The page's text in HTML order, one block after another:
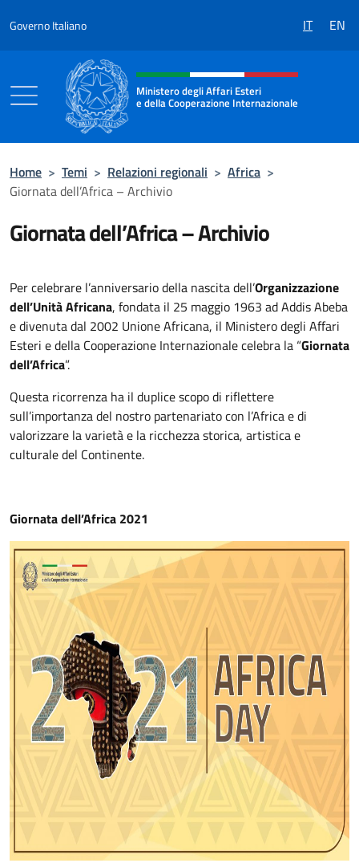
Governo Italiano IT EN
Intestazione sito, social e menù
Ministero degli Affari Esteri
e della Cooperazione Internazionale
Home > Temi > Relazioni regionali > Africa >
Giornata dell’Africa – Archivio
Giornata dell’Africa – Archivio
Per celebrare l’anniversario della nascita dell’Organizzazione
dell’Unità Africana, fondata il 25 maggio 1963 ad Addis Abeba
e divenuta dal 2002 Unione Africana, il Ministero degli Affari
Esteri e della Cooperazione Internazionale celebra la “Giornata
dell’Africa”.
Questa ricorrenza ha il duplice scopo di riflettere
sull’importanza del nostro partenariato con l’Africa e di
valorizzare la varietà e la ricchezza storica, artistica e
culturale del Continente.
Giornata dell’Africa 2021